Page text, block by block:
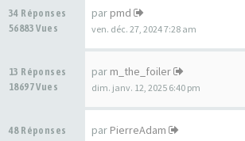
34 Réponses
56883 Vues
par pmd
ven. déc. 27, 2024 7:28 am
13 Réponses
18697 Vues
par m_the_foiler
dim. janv. 12, 2025 6:40 pm
48 Réponses
par PierreAdam